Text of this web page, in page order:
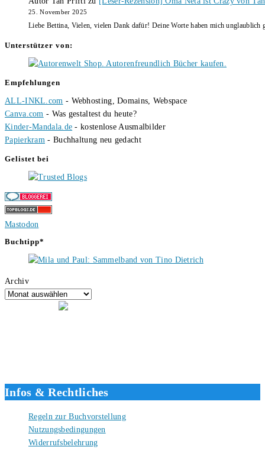
25. November 2025
Liebe Bettina, Vielen, vielen Dank dafür! Deine Worte haben mich unglaublich
Unterstützer von:
Empfehlungen
ALL-INKL.com - Webhosting, Domains, Webspace
Canva.com - Was gestaltest du heute?
Kinder-Mandala.de - kostenlose Ausmalbilder
Papierkram - Buchhaltung neu gedacht
Gelistet bei
Mastodon
Buchtipp*
Archiv
Infos & Rechtliches
Regeln zur Buchvorstellung
Nutzungsbedingungen
Widerrufsbelehrung